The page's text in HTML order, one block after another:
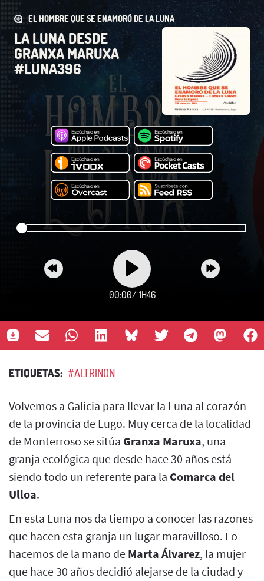
EL HOMBRE QUE SE ENAMORÓ DE LA LUNA
LA LUNA DESDE
GRANXA MARUXA
#LUNA396
00:00/ 1H46
ETIQUETAS: #ALTRINON
Volvemos a Galicia para llevar la Luna al corazón
de la provincia de Lugo. Muy cerca de la localidad
de Monterroso se sitúa Granxa Maruxa, una
granja ecológica que desde hace 30 años está
siendo todo un referente para la Comarca del
Ulloa.
En esta Luna nos da tiempo a conocer las razones
que hacen esta granja un lugar maravilloso. Lo
hacemos de la mano de Marta Álvarez, la mujer
que hace 30 años decidió alejarse de la ciudad y